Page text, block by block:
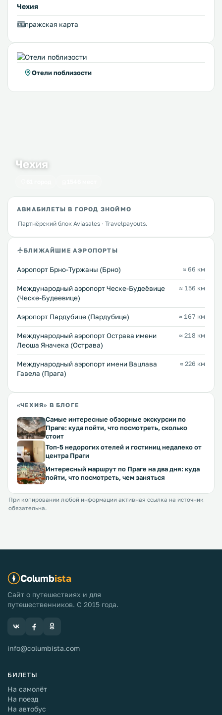
Чехия
пражская карта
Отели поблизости
Чехия
АВИАБИЛЕТЫ В ГОРОД ЗНОЙМО
Партнёрский блок Aviasales · Travelpayouts.
БЛИЖАЙШИЕ АЭРОПОРТЫ
Аэропорт Брно-Туржаны (Брно) ≈ 66 км
Международный аэропорт Ческе-Будеёвице
(Ческе-Будеевице)
≈ 156 км
Аэропорт Пардубице (Пардубице) ≈ 167 км
Международный аэропорт Острава имени
Леоша Яначека (Острава)
≈ 218 км
Международный аэропорт имени Вацлава
Гавела (Прага)
≈ 226 км
«ЧЕХИЯ» В БЛОГЕ
Самые интересные обзорные экскурсии по
Праге: куда пойти, что посмотреть, сколько
стоит
Топ-5 недорогих отелей и гостиниц недалеко от
центра Праги
Интересный маршрут по Праге на два дня: куда
пойти, что посмотреть, чем заняться
При копировании любой информации активная ссылка на источник
обязательна.
Columbista
Сайт о путешествиях и для
путешественников. С 2015 года.
info@columbista.com
БИЛЕТЫ
На самолёт
На поезд
На автобус